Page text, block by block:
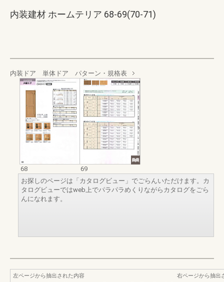
内装建材 ホームテリア 68-69(70-71)
内装ドア 単体ドア パターン・規格表
68
69
お探しのページは「カタログビュー」でごらんいただけます。カ
タログビューではweb上でパラパラめくりながらカタログをごら
んになれます。
左ページから抽出された内容
右ページから抽出